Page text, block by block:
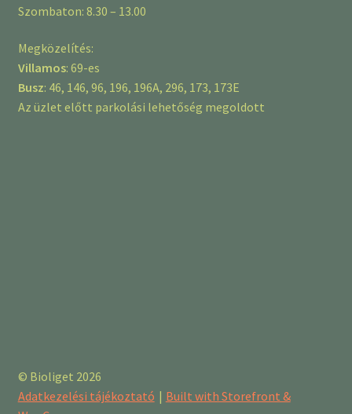
Szombaton: 8.30 – 13.00
Megközelítés:
Villamos: 69-es
Busz: 46, 146, 96, 196, 196A, 296, 173, 173E
Az üzlet előtt parkolási lehetőség megoldott
© Bioliget 2026
Adatkezelési tájékoztató
Built with Storefront &